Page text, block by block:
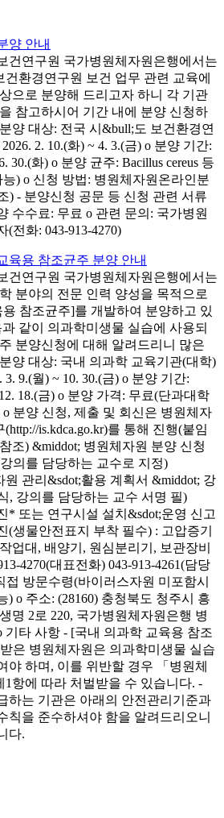
양 안내
건연구원 국가병원체자원은행에서는
건환경연구원 보건 업무 관련 교육에
으로 분양해 드리고자 하니 각 기관
참고하시어 기간 내에 분양 신청하
양 대상: 전국 시&bull;도 보건환경연
2. 10.(화) ~ 4. 3.(금) o 분양 기간:
30.(화) o 분양 균주: Bacillus cereus 등
) o 신청 방법: 병원체자원온라인분
) - 분양신청 공문 등 신청 관련 서류
수수료: 무료 o 관련 문의: 국가병원
(전화: 043-913-4270)
육용 참조균주 분양 안내
건연구원 국가병원체자원은행에서는
분야의 전문 인력 양성을 목적으로
참조균주]를 개발하여 분양하고 있
같이 의과학미생물 실습에 사용되
분양신청에 대해 알려드리니 많은
양 대상: 국내 의과학 교육기관(대학)
3. 9.(월) ~ 10. 30.(금) o 분양 기간:
18.(금) o 분양 가격: 무료(단과대학
분양 신청, 제출 및 회신은 병원체자
is.kdca.go.kr)를 통해 진행(붙임
조) &middot; 병원체자원 분양 신청
의를 담당하는 교수로 지정)
원 관리&sdot;활용 계획서 &middot; 강
, 강의를 담당하는 교수 서명 필)
* 또는 연구시설 설치&sdot;운영 신고
(생물안전표지 부착 필수) : 고압증기
업대, 배양기, 원심분리기, 보관장비
4270(대표전화) 043-913-4261(담당
접 방문수령(바이러스자원 미포함시
) o 주소: (28160) 충청북도 청주시 흥
명 2로 220, 국가병원체자원은행 병
기타 사항 - [국내 의과학 교육용 참조
은 병원체자원은 의과학미생물 실습
야 하며, 이를 위반할 경우 「병원체
1항에 따라 처벌받을 수 있습니다. -
하는 기관은 아래의 안전관리기준과
칙을 준수하셔야 함을 알려드리오니
다.